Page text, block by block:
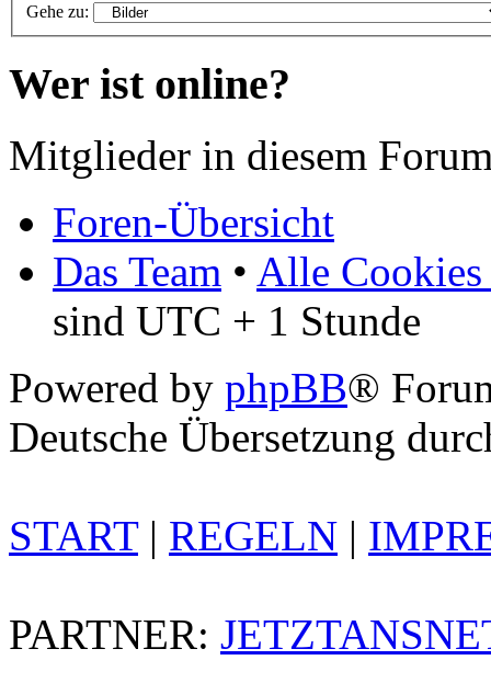
Gehe zu:
Wer ist online?
Mitglieder in diesem
Foren-Übersicht
Das Team • Alle Cookies
sind UTC + 1 Stunde
Powered by phpBB®
Deutsche Übersetzung
START| REGELN |
PARTNER: